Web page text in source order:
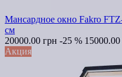
Мансардное окно Fakro
см
20000.00 грн -25 % 15000.00
Акция